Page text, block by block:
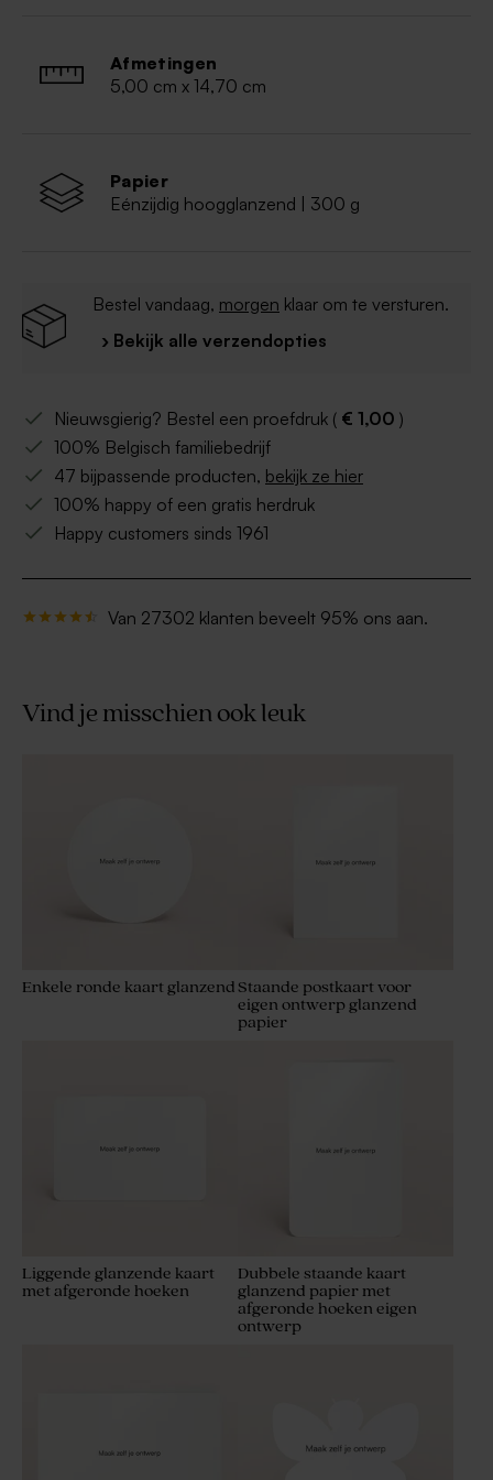
Een eigen bestand opladen: PDF formaat (CMYK
- min. 300 dpi)
Afmetingen
5,00 cm x 14,70 cm
Papier
Eénzijdig hoogglanzend | 300 g
Bestel vandaag, morgen klaar om te versturen.
› Bekijk alle verzendopties
Nieuwsgierig? Bestel een proefdruk ( € 1,00 )
100% Belgisch familiebedrijf
47 bijpassende producten, bekijk ze hier
100% happy of een gratis herdruk
Happy customers sinds 1961
Van 27302 klanten beveelt 95% ons aan.
Vind je misschien ook leuk
Enkele ronde kaart glanzend Staande postkaart voor
eigen ontwerp glanzend
papier
Liggende glanzende kaart
met afgeronde hoeken
Dubbele staande kaart
glanzend papier met
afgeronde hoeken eigen
ontwerp